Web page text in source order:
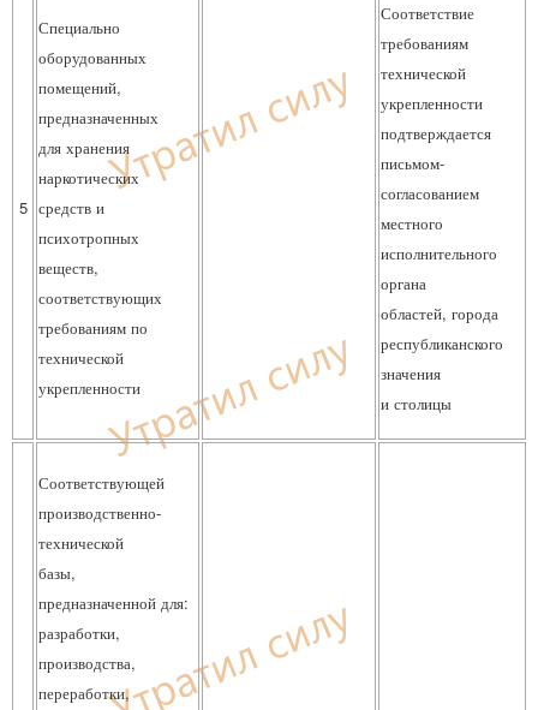
5
Специально
оборудованных
помещений,
предназначенных
для хранения
наркотических
средств и
психотропных
веществ,
соответствующих
требованиям по
технической
укрепленности
Соответствие
требованиям
технической
укрепленности
подтверждается
письмом-
согласованием
местного
исполнительного
органа
областей, города
республиканского
значения
и столицы
Соответствующей
производственно-
технической
базы,
предназначенной для:
разработки,
производства,
переработки,